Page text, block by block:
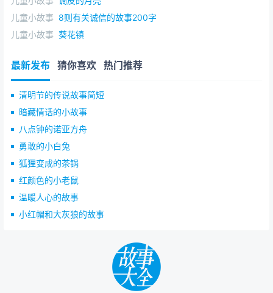
儿童小故事 8则有关诚信的故事200字
儿童小故事 葵花镇
最新发布 猜你喜欢 热门推荐
清明节的传说故事简短
暗藏情话的小故事
八点钟的诺亚方舟
勇敢的小白兔
狐狸变成的茶锅
红颜色的小老鼠
温暖人心的故事
小红帽和大灰狼的故事